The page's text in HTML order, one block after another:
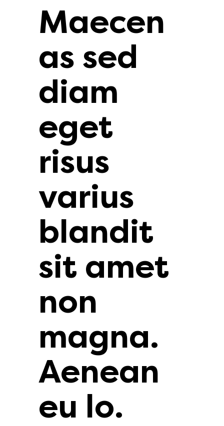
Maecen
as sed
diam
eget
risus
varius
blandit
sit amet
non
magna.
Aenean
eu lo.